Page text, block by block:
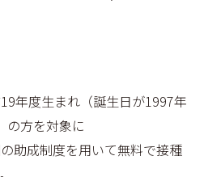
年度生まれ（誕生日が1997年
の方を対象に
助成制度を用いて無料で接種